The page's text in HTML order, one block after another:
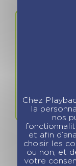
Chez
la
nos
et afin
choisir les
ou non, et
votre